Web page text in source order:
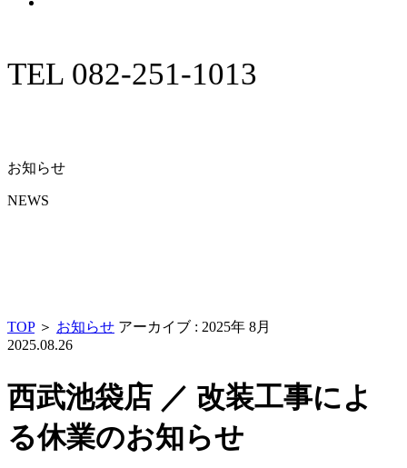
TEL 082-251-1013
お知らせ
NEWS
TOP＞ お知らせ アーカイブ : 2025年 8月
2025.08.26
西武池袋店 ／ 改装工事によ
る休業のお知らせ